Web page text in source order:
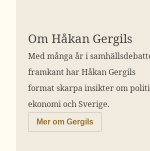
Om Håkan Gergils
Med många år i
framkant har Håkan Gergils
format skarpa insikter om
ekonomi och Sverige.
Mer om Gergils